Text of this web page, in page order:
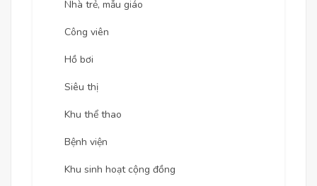
Nhà trẻ, mẫu giáo
Công viên
Hồ bơi
Siêu thị
Khu thể thao
Bệnh viện
Khu sinh hoạt cộng đồng